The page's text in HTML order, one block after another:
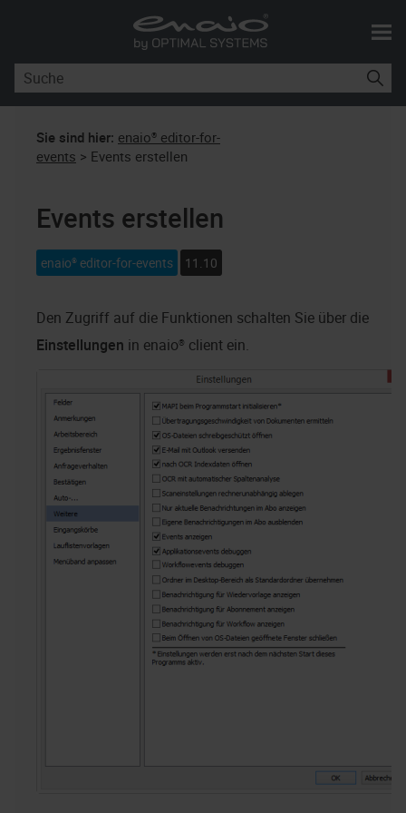
Skip To Main Content
Sie sind hier: enaio® editor-for-
events > Events erstellen
Events erstellen
enaio® editor-for-events 11.10
Den Zugriff auf die Funktionen schalten Sie über die
Einstellungen in enaio® client ein.